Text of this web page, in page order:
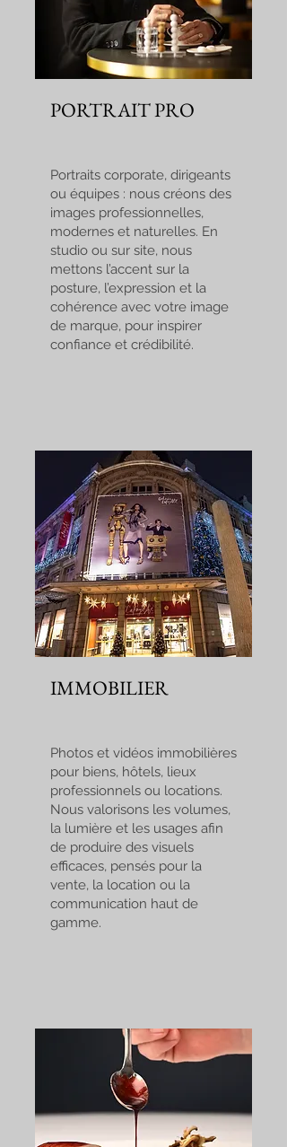
PORTRAIT PRO
Portraits corporate, dirigeants
ou équipes : nous créons des
images professionnelles,
modernes et naturelles. En
studio ou sur site, nous
mettons l’accent sur la
posture, l’expression et la
cohérence avec votre image
de marque, pour inspirer
confiance et crédibilité.
IMMOBILIER
Photos et vidéos immobilières
pour biens, hôtels, lieux
professionnels ou locations.
Nous valorisons les volumes,
la lumière et les usages afin
de produire des visuels
efficaces, pensés pour la
vente, la location ou la
communication haut de
gamme.